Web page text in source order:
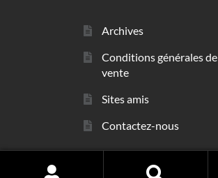
Archives
Conditions générales de
vente
Sites amis
Contactez-nous
© sarl Les Minéraux 2006 - 2026